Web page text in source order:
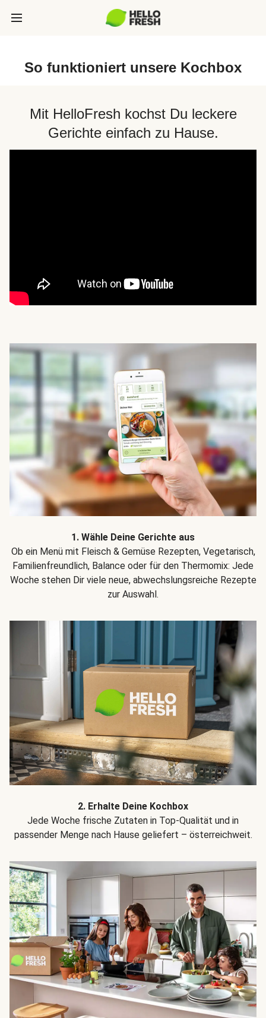
So funktioniert unsere Kochbox
Mit HelloFresh kochst Du leckere
Gerichte einfach zu Hause.
1. Wähle Deine Gerichte aus
Ob ein Menü mit Fleisch & Gemüse Rezepten, Vegetarisch,
Familienfreundlich, Balance oder für den Thermomix: Jede
Woche stehen Dir viele neue, abwechslungsreiche Rezepte
zur Auswahl.
2. Erhalte Deine Kochbox
Jede Woche frische Zutaten in Top-Qualität und in
passender Menge nach Hause geliefert – österreichweit.